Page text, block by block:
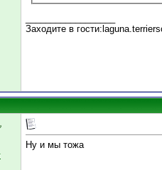
Заходите в
Ну и мы тожа